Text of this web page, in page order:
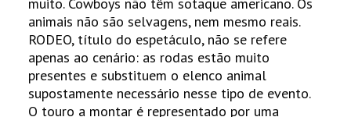
muito. Cowboys não têm sotaque americano. Os
animais não são selvagens, nem mesmo reais.
RODEO, título do espetáculo, não se refere
apenas ao cenário: as rodas estão muito
presentes e substituem o elenco animal
supostamente necessário nesse tipo de evento.
O touro a montar é representado por uma